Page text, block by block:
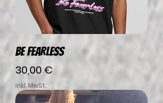
BE FEARLESS
Preis
30,00 €
inkl. MwSt.